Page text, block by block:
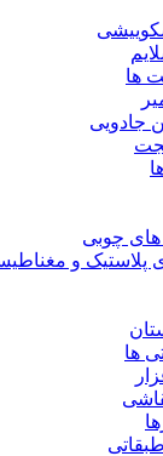
ها
جادویی
چوبی
پلاستیک و
ها